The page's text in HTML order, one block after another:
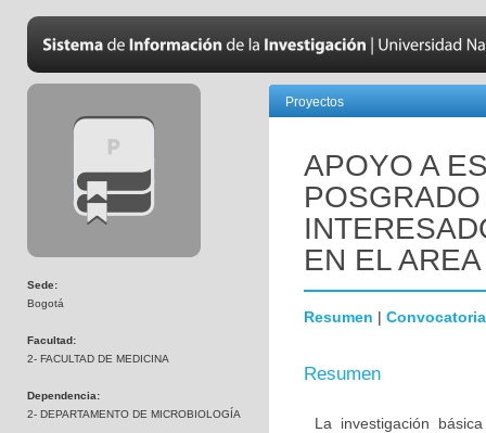
Sede:
Bogotá
Facultad:
2- FACULTAD DE MEDICINA
Dependencia:
2- DEPARTAMENTO DE MICROBIOLOGÍA
Proyectos
APOYO A
EN EL
Resumen | Convocatoria
Resumen
La investigación